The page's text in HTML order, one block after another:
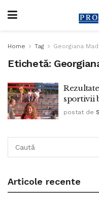
Home Tag Georgiana
Etichetă:
sportivii
postat de
Articole recente